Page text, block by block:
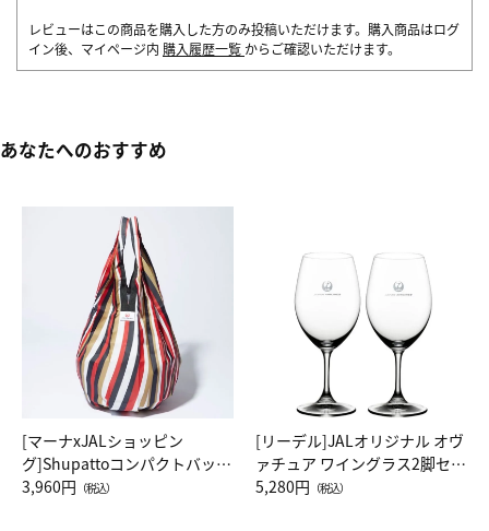
レビューはこの商品を購入した方のみ投稿いただけます。購入商品はログ
イン後、マイページ内 購入履歴一覧 からご確認いただけます。
あなたへのおすすめ
[マーナxJALショッピン
グ]Shupattoコンパクトバッグ
Drop JAL客室乗務員（LC）ス
3,960円 （税込）
[リーデル]JALオリジナル オヴ
ァチュア ワイングラス2脚セッ
ト（レッドワイン）
5,280円 （税込）